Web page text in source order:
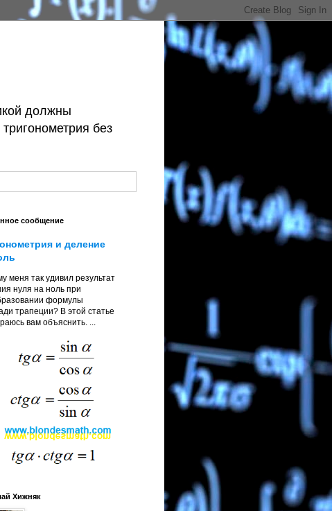
должны
без
сообщение
и деление
меня так удивил результат
нуля на ноль при
формулы
трапеции? В этой статье
вам объяснить. ...
Хижняк